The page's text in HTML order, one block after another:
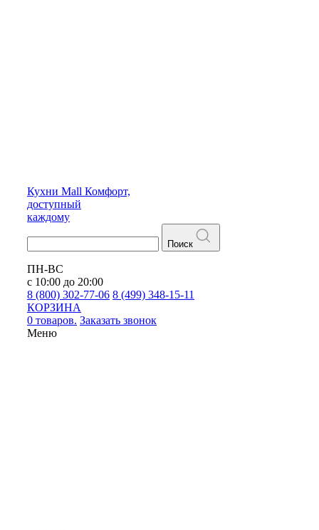
Кухни Mall Комфорт,
доступный
каждому
Поиск
ПН-ВС
с 10:00 до 20:00
8 (800) 302-77-06 8 (499) 348-15-11
КОРЗИНА
0 товаров. Заказать звонок
Меню